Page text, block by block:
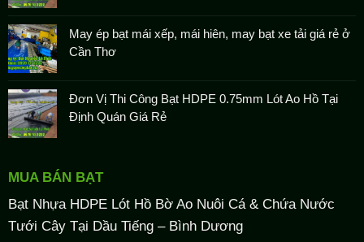
May ép bạt mái xếp, mái hiên, may bạt xe tải giá rẻ ở
Cần Thơ
Đơn Vị Thi Công Bạt HDPE 0.75mm Lót Ao Hồ Tại
Định Quán Giá Rẻ
MUA BÁN BẠT
Bạt Nhựa HDPE Lót Hồ Bờ Ao Nuôi Cá & Chứa Nước
Tưới Cây Tại Dầu Tiếng – Bình Dương